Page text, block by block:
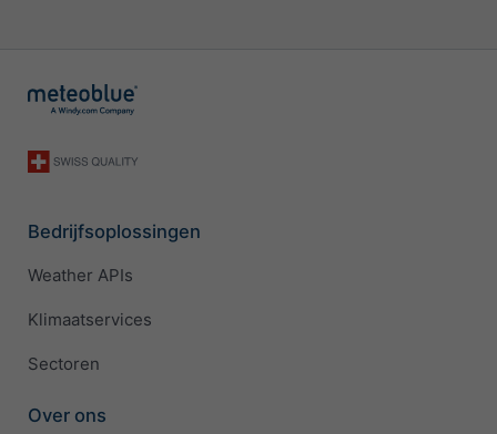
Bedrijfsoplossingen
Weather APIs
Klimaatservices
Sectoren
Over ons